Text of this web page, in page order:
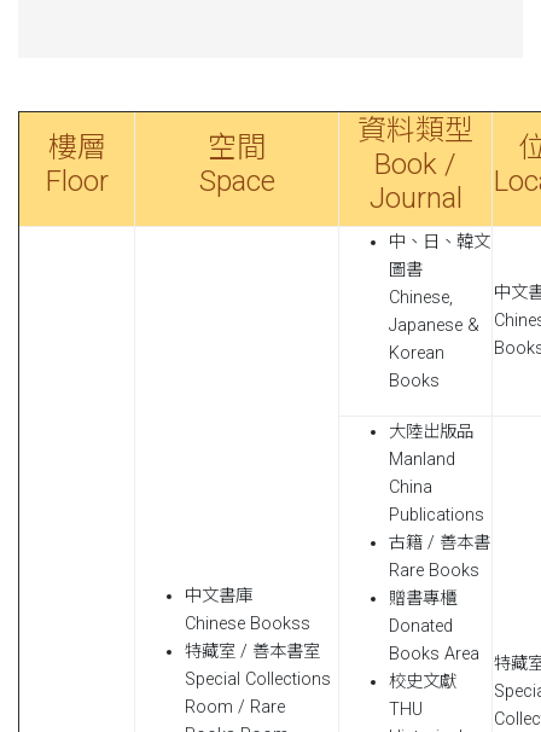
樓層
Floor
空間
Space
資料類型
Book /
Journal
中文書庫
Chinese Bookss
特藏室 / 善本書室
Special Collections
Room / Rare
中、日、韓文
圖書
Chinese,
Japanese &
Korean
Books
中文
大陸出版品
Manland
China
Publications
古籍 / 善本書
Rare Books
贈書專櫃
Donated
Books Area
校史文獻
THU
特藏